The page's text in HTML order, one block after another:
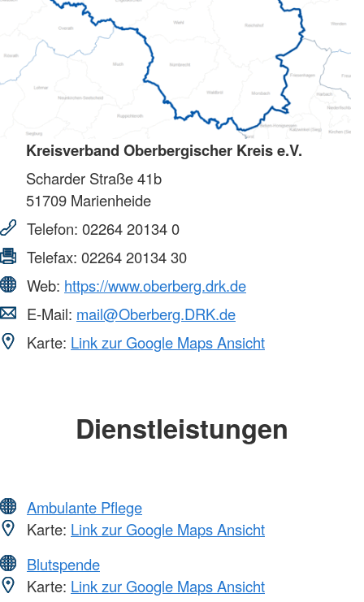
Kreisverband Oberbergischer Kreis e.V.
Scharder Straße 41b
51709 Marienheide
Telefon: 02264 20134 0
Telefax: 02264 20134 30
Web: https://www.oberberg.drk.de
E-Mail: mail@Oberberg.DRK.de
Karte: Link zur Google Maps Ansicht
Dienstleistungen
Ambulante Pflege
Karte: Link zur Google Maps Ansicht
Blutspende
Karte: Link zur Google Maps Ansicht